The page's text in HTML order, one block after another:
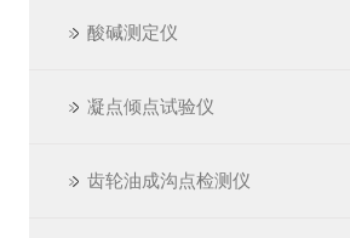
酸碱测定仪
凝点倾点试验仪
齿轮油成沟点检测仪